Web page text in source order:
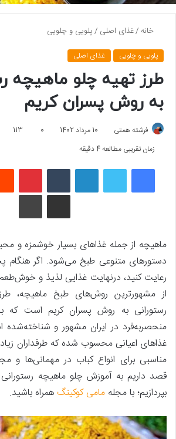
خانه /غذای اصلی /پلویی و چلویی
پلویی و چلویی غذای اصلی
طرز تهیه چلو ماهیچه
به روش پسران کریم
فرشته همتی 10 مرداد 1402 0
113
زمان تقریبی مطالعه 4 دقیقه
فیسبوک لینکداین پینتریست
چاپ
ماهیچه از جمله غذاهای بسیار خوشمزه و
دستورهای متنوعی طبخ می‌شود. اگر هنگام
رعایت کنید، درنهایت غذایی لذیذ و
از مشهورترین روش‌های طبخ ماهیچه،
رستورانی به روش پسران کریم است که
منحصربه‌فرد در ایران مشهور و
غذاهای اعیانی محسوب شده که طرفداران
مناسبی برای انواع کباب در مهمانی‌ها و
قصد داریم به آموزش چلو ماهیچه
بپردازیم؛ با مجله مامی کوکینگهمراه باشید.